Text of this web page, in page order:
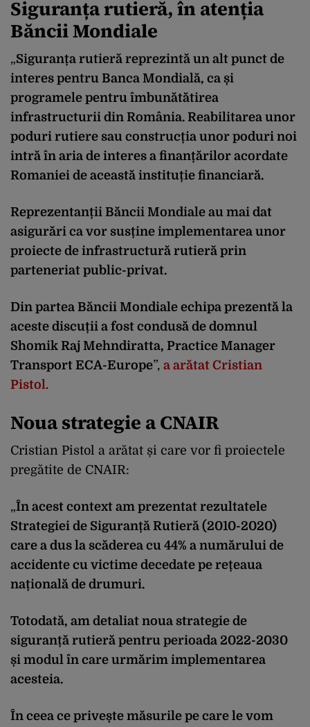
Siguranța rutieră, în atenția
Băncii Mondiale
„Siguranța rutieră reprezintă un alt punct de
interes pentru Banca Mondială, ca și
programele pentru îmbunătătirea
infrastructurii din România. Reabilitarea unor
poduri rutiere sau construcția unor poduri noi
intră în aria de interes a finanțărilor acordate
Romaniei de această instituție financiară.
Reprezentanții Băncii Mondiale au mai dat
asigurări ca vor susține implementarea unor
proiecte de infrastructură rutieră prin
parteneriat public-privat.
Din partea Băncii Mondiale echipa prezentă la
aceste discuții a fost condusă de domnul
Shomik Raj Mehndiratta, Practice Manager
Transport ECA-Europe”, a arătat Cristian
Pistol.
Noua strategie a CNAIR
Cristian Pistol a arătat și care vor fi proiectele
pregătite de CNAIR:
„În acest context am prezentat rezultatele
Strategiei de Siguranță Rutieră (2010-2020)
care a dus la scăderea cu 44% a numărului de
accidente cu victime decedate pe rețeaua
națională de drumuri.
Totodată, am detaliat noua strategie de
siguranță rutieră pentru perioada 2022-2030
și modul în care urmărim implementarea
acesteia.
În ceea ce privește măsurile pe care le vom